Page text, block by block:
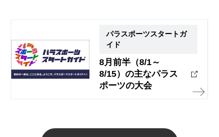
パラスポーツスタートガ
イド
8月前半（8/1～
8/15）の主なパラス
ポーツの大会